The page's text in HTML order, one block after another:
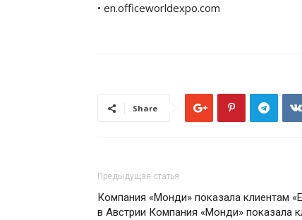
• en.officeworldexpo.com
Share
Предыдущая статья
Компания «Монди» показала клиентам
в Австрии Компания «Монди» показала